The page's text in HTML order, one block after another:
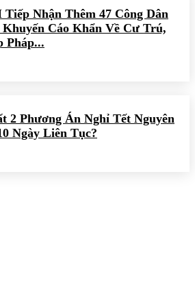
Nhận Thêm 47 Công Dân
Cáo Khẩn Về Cư Trú,
Pháp...
2 Phương Án Nghỉ Tết Nguyên
Ngày Liên Tục?